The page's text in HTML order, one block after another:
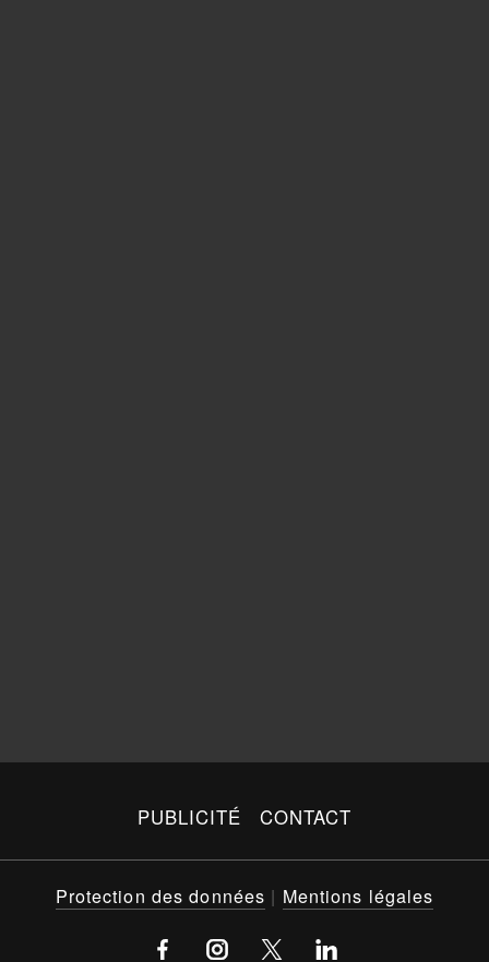
PUBLICITÉ CONTACT
Protection des données | Mentions légales